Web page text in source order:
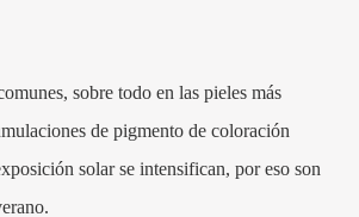
sobre todo en las pieles más
de pigmento de coloración
solar se intensifican, por eso son